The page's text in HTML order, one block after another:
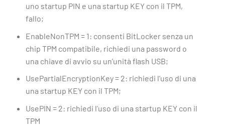
uno startup PIN e una startup KEY con il TPM,
fallo;
EnableNonTPM = 1: consenti BitLocker senza un
chip TPM compatibile, richiedi una password o
una chiave di avvio su un’unità flash USB;
UsePartialEncryptionKey = 2: richiedi l’uso di una
una startup KEY con il TPM;
UsePIN = 2: richiedi l’uso di una startup KEY con il
TPM